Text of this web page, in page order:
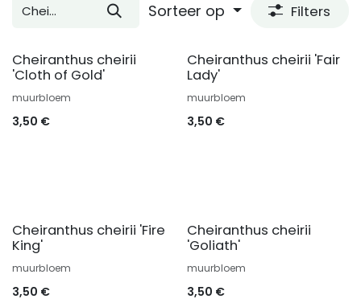
Sorteer op Filters
Cheiranthus cheirii
'Cloth of Gold'
muurbloem
3,50 €
Cheiranthus cheirii 'Fair
Lady'
muurbloem
3,50 €
Cheiranthus cheirii 'Fire
King'
muurbloem
3,50 €
Cheiranthus cheirii
'Goliath'
muurbloem
3,50 €